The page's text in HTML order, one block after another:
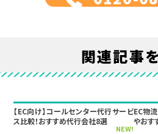
関連記事
【EC向け】コールセンター代行サービ
ス比較！おすすめ代行会社8選
NEW!
EC物
やおす